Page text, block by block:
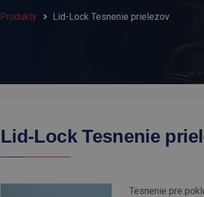
Produkty Lid-Lock Tesnenie prielezov
Lid-Lock Tesnenie
Tesnenie pre